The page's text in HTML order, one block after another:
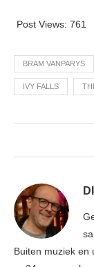
Post Views: 761
BRAM VANPARYS
IVY FALLS
Buiten muziek en